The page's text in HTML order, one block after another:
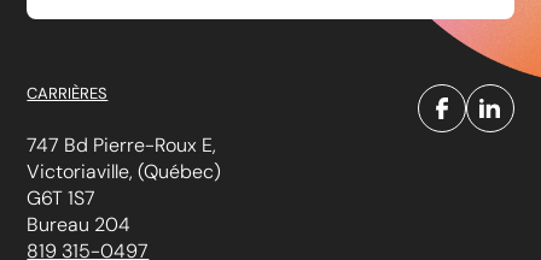
CARRIÈRES
747 Bd Pierre-Roux E,
Victoriaville, (Québec)
G6T 1S7
Bureau 204
819 315-0497